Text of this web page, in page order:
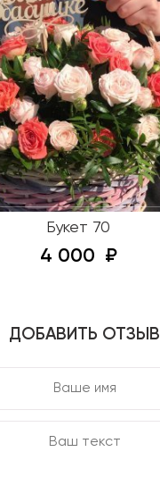
Букет 70
4 000
ДОБАВИТЬ ОТЗЫВ